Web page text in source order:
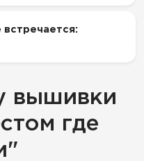
вышивки
где